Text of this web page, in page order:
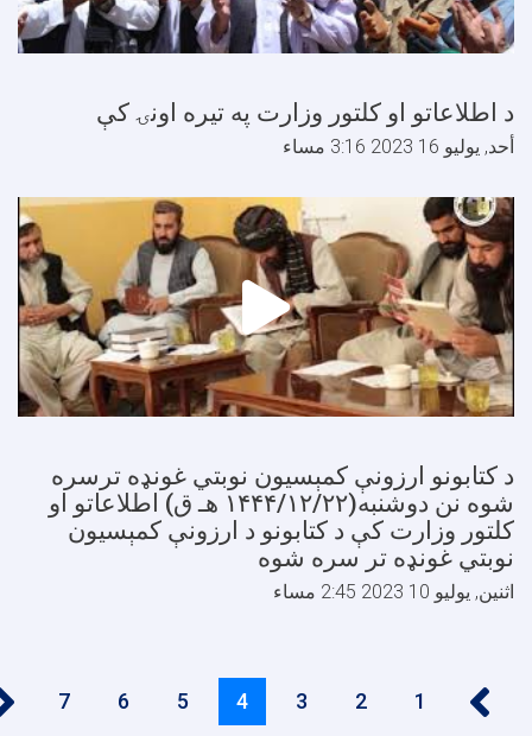
د اطلاعاتو او کلتور وزارت په تيره اونۍ کې
أحد, يوليو 16 2023 3:16 مساء
د کتابونو ارزونې کمېسیون نوبتي غونډه ترسره
شوه نن دوشنبه(۱۴۴۴/١٢/٢٢ هـ ق) اطلاعاتو او
کلتور وزارت کې د کتابونو د ارزونې کمېسیون
نوبتي غونډه تر سره شوه
اثنين, يوليو 10 2023 2:45 مساء
‹‹
الصفحة الصفحة الصفحة
Current الصفحة الصفحة الصفحة
››